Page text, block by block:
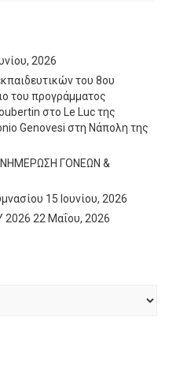
2026
του 8ου
του προγράμματος
στο Le Luc της
Genovesi στη Νάπολη της
ΓΟΝΕΩΝ &
15 Ιουνίου, 2026
2026 22 Μαΐου, 2026